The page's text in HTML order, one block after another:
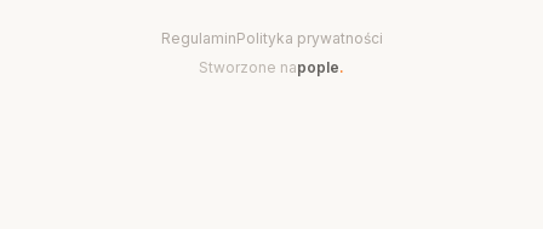
RegulaminPolityka prywatności
Stworzone napople.